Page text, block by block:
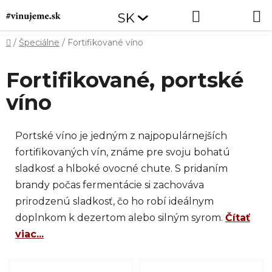
na
obsah
SK
Domov
/ Špeciálne / Fortifikované víno
Fortifikované, portské
víno
Portské víno je jedným z najpopulárnejších
fortifikovaných vín, známe pre svoju bohatú
sladkosť a hlboké ovocné chute. S pridaním
brandy počas fermentácie si zachováva
prirodzenú sladkosť, čo ho robí ideálnym
doplnkom k dezertom alebo silným syrom. Čítať
viac...